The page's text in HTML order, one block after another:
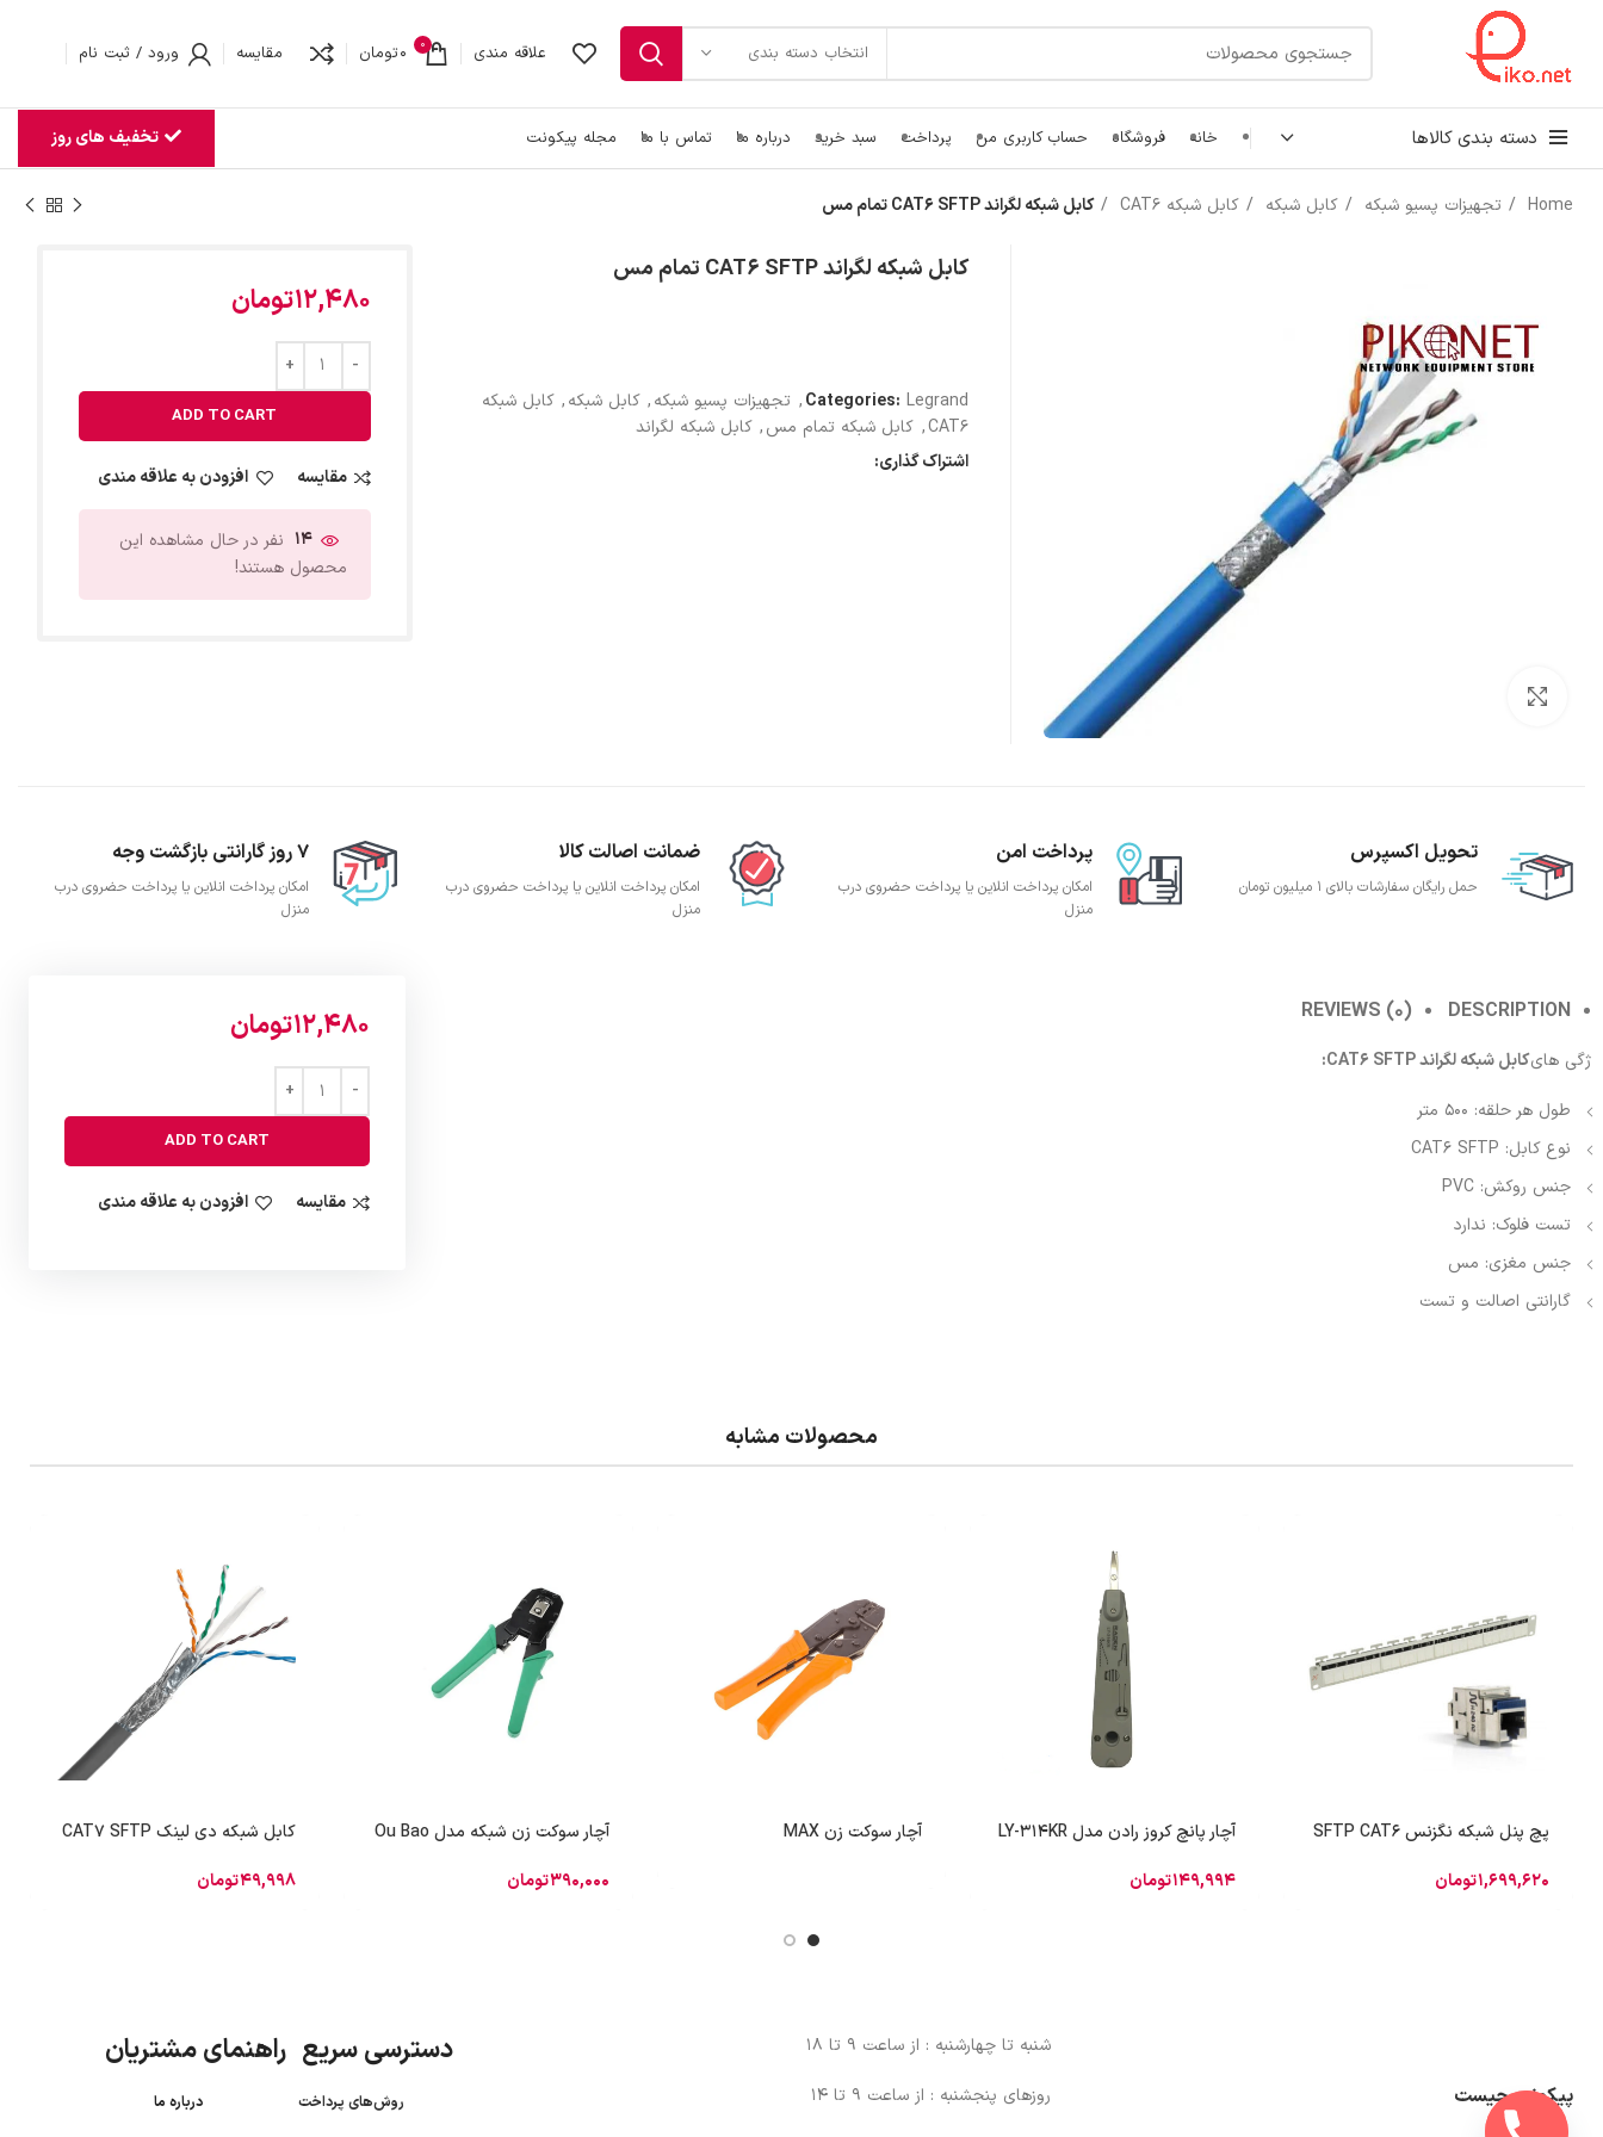
انتخاب دسته بندی علاقه مندی 0
0تومان مقایسه ورود / ثبت نام
دسته بندی کالاها
کابل شبکه
کابل شبکه CAT6a
رک ایستاده
پچ پنل Cat5e
ابزار شبکه
آچار شبکه
سوکت شبکه
کیستون تلفن
خانه فروشگاه حساب کاربری من پرداخت سبد خرید درباره ما تماس با ما مجله پیکونت تخفیف های روز
Home تجهیزات پسیو شبکه کابل شبکه کابل شبکه CAT6 کابل شبکه لگراند CAT6 SFTP تمام مس
کابل شبکه لگراند CAT6 SFTP تمام مس
Categories: Legrand
, تجهیزات پسیو شبکه, کابل شبکه, کابل شبکه
CAT6
, کابل شبکه تمام مس, کابل شبکه لگراند
اشتراک گذاری:
12,480تومان
ADD TO CART
مقایسه افزودن به علاقه مندی
14 نفر در حال مشاهده این
محصول هستند!
تحویل اکسپرس
حمل رایگان سفارشات بالای 1 میلیون تومان
پرداخت امن
امکان پرداخت انلاین یا پرداخت حضروی درب
منزل
ضمانت اصالت کالا
امکان پرداخت انلاین یا پرداخت حضروی درب
منزل
7 روز گارانتی بازگشت وجه
امکان پرداخت انلاین یا پرداخت حضروی درب
منزل
DESCRIPTION
REVIEWS (0)
ژگی هایکابل شبکه لگراند CAT6 SFTP:
طول هر حلقه: 500 متر
نوع کابل: CAT6 SFTP
جنس روکش: PVC
تست فلوک: ندارد
جنس مغزی: مس
گارانتی اصالت و تست
12,480تومان
ADD TO CART
مقایسه افزودن به علاقه مندی
محصولات مشابه
پچ پنل شبکه نگزنس SFTP CAT6
1,699,620تومان
آچار پانچ کروز رادن مدل LY-314KR
149,994تومان
آچار سوکت زن MAX
آچار سوکت زن شبکه مدل Ou Bao
390,000تومان
کابل شبکه دی لینک CAT7 SFTP
49,998تومان
پیکونت چیست
شنبه تا چهارشنبه : از ساعت 9 تا 18
روزهای پنجشنبه : از ساعت 9 تا 14
دسترسی سریع راهنمای مشتریان
روش‌های پرداختدرباره ما